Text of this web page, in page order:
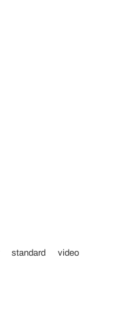
standard video